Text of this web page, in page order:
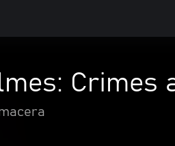
Crimes